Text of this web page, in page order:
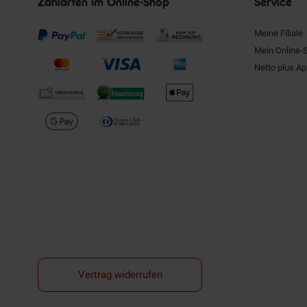
Meine Filiale
Mein Online-
Netto plus
Vertrag widerrufen